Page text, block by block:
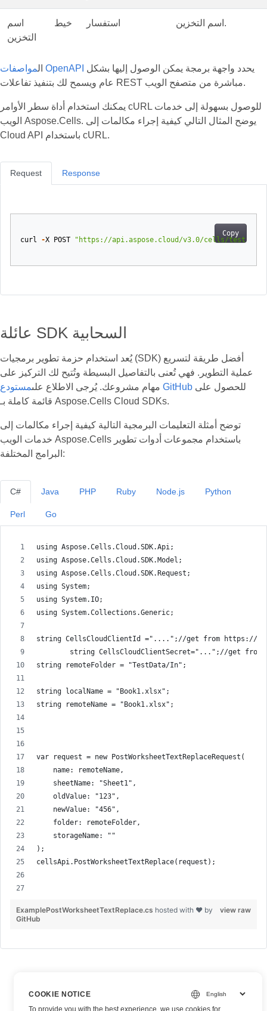
اسم
التخزين
خيط استفسار اسم التخزين.
ال مواصفات OpenAPI
عام ويسمح لك بتنفيذ تفاعلات REST مباشرة من متصفح الويب.
يمكنك استخدام أداة سطر الأوامر cURL للوصول بسهولة إلى خدمات
الويب Aspose.Cells. يوضح المثال التالي كيفية إجراء مكالمات إلى
Cloud API باستخدام cURL.
Request
Copy
curl -X POST "https://api.aspose.cloud/v3.0/cells/test.xlsx/
Response
عائلة SDK السحابية
يُعد استخدام حزمة تطوير برمجيات (SDK) أفضل طريقة لتسريع
عملية التطوير. فهي تُعنى بالتفاصيل البسيطة وتُتيح لك التركيز على
مهام مشروعك. يُرجى الاطلاع على مستودع GitHub
قائمة كاملة بـ Aspose.Cells Cloud SDKs.
توضح أمثلة التعليمات البرمجية التالية كيفية إجراء مكالمات إلى
خدمات الويب Aspose.Cells باستخدام مجموعات أدوات تطوير
البرامج المختلفة:
C#
using Aspose.Cells.Cloud.SDK.Api;
using Aspose.Cells.Cloud.SDK.Model;
using Aspose.Cells.Cloud.SDK.Request;
using System;
using System.IO;
using System.Collections.Generic;
string CellsCloudClientId ="....";//get from https://
string CellsCloudClientSecret="...";//get
string remoteFolder = "TestData/In";
string localName = "Book1.xlsx";
string remoteName = "Book1.xlsx";
var request = new PostWorksheetTextReplaceRequest(
    name: remoteName,
    sheetName: "Sheet1",
    oldValue: "123",
    newValue: "456",
    folder: remoteFolder,
    storageName: ""
);
cellsApi.PostWorksheetTextReplace(request);
view raw
ExamplePostWorksheetTextReplace.cs hosted with ❤ by
GitHub
Java PHP Ruby Node.js Python
Perl Go
COOKIE NOTICE
To provide you with the best experience, we use cookies for